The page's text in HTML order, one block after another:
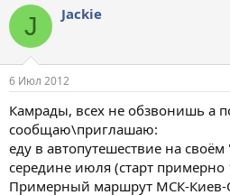
т
т
е
м
ы
т
а
л
J Jackie
6 Июл 2012
Камрады, всех не обзвонишь а
сообщаю\приглашаю:
еду в автопутешествие на
середине июля (старт примерно
Примерный маршрут МСК-Киев-